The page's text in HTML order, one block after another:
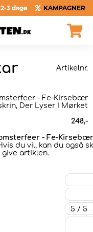
3 dage KAMPAGNER
Artikelnr.
- Fe-Kirsebær
Der Lyser I Mørket
248,-
- Fe-
du vil, kan du også
give artiklen.